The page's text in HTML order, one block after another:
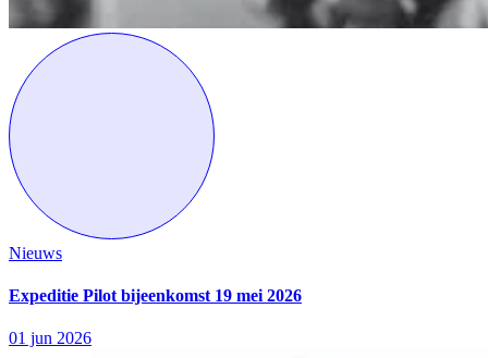
Nieuws
Expeditie Pilot bijeenkomst 19 mei 2026
01 jun 2026